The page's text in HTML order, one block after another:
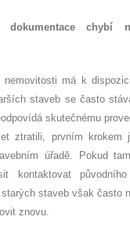
chybí
má k
staveb se často
skutečnému
ztratili, prvním krokem
úřadě. Pokud
kontaktovat
staveb však často
znovu.